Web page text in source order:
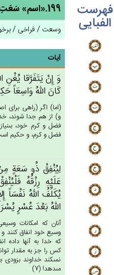
فهرست
الفبایی
199.«اسم» سَعَتِ [2] ← وسع
وسعت / فراخی /
آیات
وَ إِنْ‌ يَتَفَرَّقا يُغْن‌ِ
كَان‌َ الله‌ُ وَاسِعَاً
(اما) اگر (راهى براى
و) از هم جدا شوند،
فضل و كرم خود،
فضل و كرم، و حكيم است.
لِيُنْفِق‌ْ ذُو سَعَة‌ٍ
عَلَيْه‌ِ رِزْقُه‌ُ
يُكَلِّف‌ُ الله‌ُ نَفْسَاً
الله‌ُ بَعْدَ عُسْرٍ
آنان كه امكانات
وسيع خود انفاق كنند و
كه خدا به آنها داده
كس را جز به مقدار
نمى‏كند خداوند بزودى
مى‏دهد! (7)